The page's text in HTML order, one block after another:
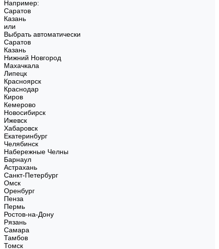
Например:
Саратов
Казань
или
Выбрать автоматически
Саратов
Казань
Нижний Новгород
Махачкала
Липецк
Красноярск
Краснодар
Киров
Кемерово
Новосибирск
Ижевск
Хабаровск
Екатеринбург
Челябинск
Набережные Челны
Барнаул
Астрахань
Санкт-Петербург
Омск
Оренбург
Пенза
Пермь
Ростов-на-Дону
Рязань
Самара
Тамбов
Томск